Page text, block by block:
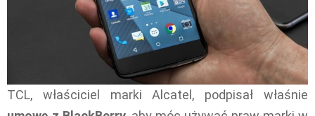
TCL, właściciel marki Alcatel, podpisał właśnie